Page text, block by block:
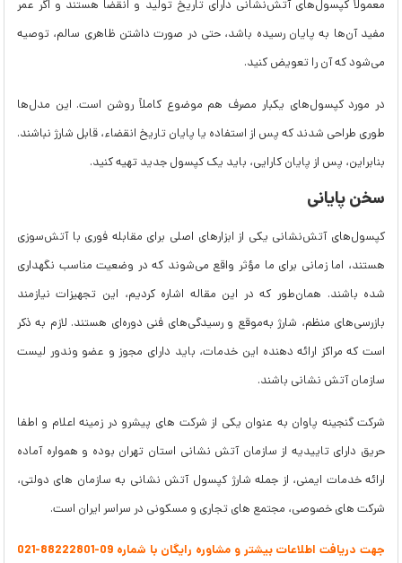
معمولاً کپسول‌های آتش‌نشانی دارای تاریخ تولید و انقضا هستند و اگر عمر
مفید آن‌ها به پایان رسیده باشد، حتی در صورت داشتن ظاهری سالم، توصیه
می‌شود که آن را تعویض کنید.
در مورد کپسول‌های یکبار مصرف هم موضوع کاملاً روشن است. این مدل‌ها
طوری طراحی شدند که پس از استفاده یا پایان تاریخ انقضاء، قابل شارژ نباشند.
بنابراین، پس از پایان کارایی، باید یک کپسول جدید تهیه کنید.
سخن پایانی
کپسول‌های آتش‌نشانی یکی از ابزارهای اصلی برای مقابله فوری با آتش‌سوزی
هستند، اما زمانی برای ما مؤثر واقع می‌شوند که در وضعیت مناسب نگهداری
شده باشند. همان‌طور که در این مقاله اشاره کردیم، این تجهیزات نیازمند
بازرسی‌های منظم، شارژ به‌موقع و رسیدگی‌های فنی دوره‌ای هستند. لازم به ذکر
است که مراکز ارائه دهنده این خدمات، باید دارای مجوز و عضو وندور لیست
سازمان آتش نشانی باشند.
شرکت گنجینه پاوان به عنوان یکی از شرکت های پیشرو در زمینه اعلام و اطفا
حریق دارای تاییدیه از سازمان آتش نشانی استان تهران بوده و همواره آماده
ارائه خدمات ایمنی، از جمله شارژ کپسول آتش نشانی به سازمان های دولتی،
شرکت های خصوصی، مجتمع های تجاری و مسکونی در سراسر ایران است.
جهت دریافت اطلاعات بیشتر و مشاوره رایگان با شماره 09-88222801-021